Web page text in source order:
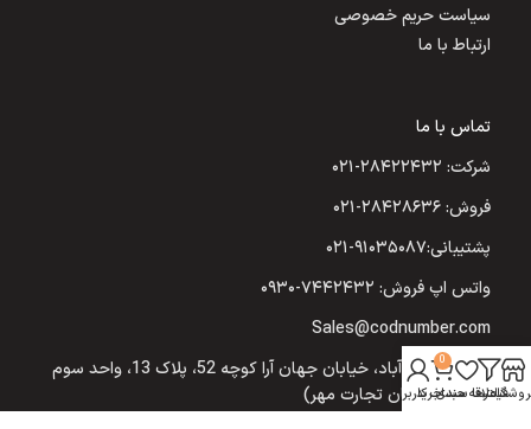
سیاست حریم خصوصی
ارتباط با ما
تماس با ما
شرکت: ۲۸۴۲۲۴۳۲-۰۲۱
فروش: ۲۸۴۲۸۶۳۶-۰۲۱
پشتیبانی:۹۱۰۳۵۰۸۷-۰۲۱
واتس اپ فروش: ۷۴۴۲۴۳۲-۰۹۳۰
Sales@codnumber.com
تهران: یوسف‌آباد، خیابان جهان آرا کوچه 52، پلاک 13، واحد سوم
(شرکت نیکسان تجارت مهر)فیلترها
علاقه مندی
0
سبد خرید
حساب کاربری من